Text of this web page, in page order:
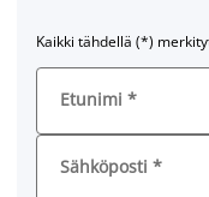
Kaikki tähdellä (*)
Etunimi *
Sähköposti *